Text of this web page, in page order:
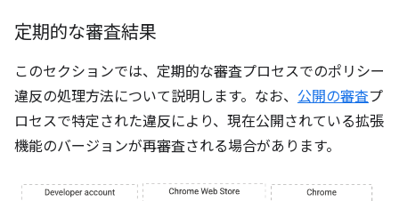
定期的な審査結果
このセクションでは、定期的な審査プロセスでのポリシー
違反の処理方法について説明します。なお、 公開の審査プ
ロセスで特定された違反により、現在公開されている拡張
機能のバージョンが再審査される場合があります。